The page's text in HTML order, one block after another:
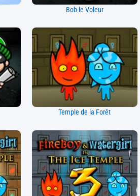
Bob le Voleur
Temple de la Forêt